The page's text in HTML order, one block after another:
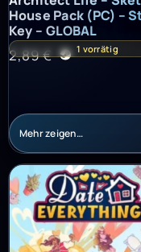
House Pack (PC) –
Key – GLOBAL
2,89€ 1 vorrätig
Mehr zeigen…